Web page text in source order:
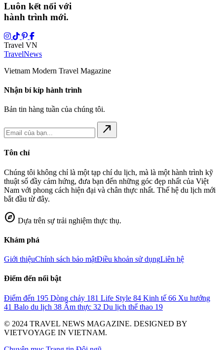
Luôn kết nối với
hành trình mới.
Travel VN
TravelNews
Vietnam Modern Travel Magazine
Nhận bí kíp hành trình
Bản tin hàng tuần của chúng tôi.
north_east
Tôn chỉ
Chúng tôi không chỉ là một tạp chí du lịch, mà là một hành trình kỹ
thuật số đầy cảm hứng, đưa bạn đến những góc đẹp nhất của Việt
Nam với phong cách hiện đại và chân thực nhất. Thế hệ du lịch mới
bắt đầu từ đây.
explore Dựa trên sự trải nghiệm thực thụ.
Khám phá
Giới thiệuChính sách bảo mậtĐiều khoản sử dụngLiên hệ
Điểm đến nổi bật
Điểm đến 195 Dòng chảy 181 Life Style 84 Kinh tế 66 Xu hướng
41 Balo du lịch 38 Ẩm thực 32 Du lịch thể thao 19
© 2024 TRAVEL NEWS MAGAZINE. DESIGNED BY
VIETVOYAGE IN VIETNAM.